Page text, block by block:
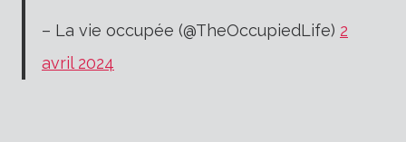
– La vie occupée (@TheOccupiedLife) 2
avril 2024